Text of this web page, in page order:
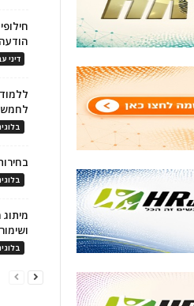
דיני
לחמש